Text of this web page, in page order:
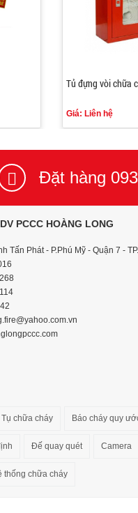
Tủ đựng vòi chữa
Giá: Liên hệ
Đặt hàng
PCCC HOÀNG LONG
Tấn Phát - P.Phú Mỹ - Quận 7 -
Tụ chữa cháy Báo cháy quy
Đế quay quét Camera
thống chữa cháy